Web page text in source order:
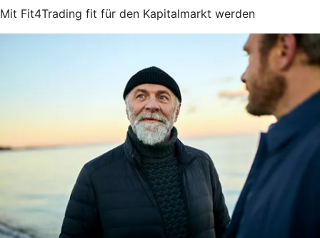
Mit Fit4Trading fit für den Kapitalmarkt werden